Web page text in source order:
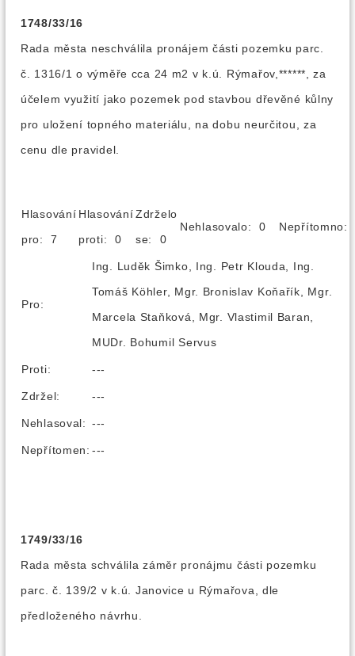
1748/33/16
Rada města neschválila pronájem části pozemku parc.
č. 1316/1 o výměře cca 24 m2 v k.ú. Rýmařov,******, za
účelem využití jako pozemek pod stavbou dřevěné kůlny
pro uložení topného materiálu, na dobu neurčitou, za
cenu dle pravidel.
Hlasování
pro: 7
Hlasování
proti: 0
Zdrželo
se: 0
Nehlasovalo: 0
Pro:
Ing. Luděk Šimko, Ing. Petr Klouda, Ing.
Tomáš Köhler, Mgr. Bronislav Koňařík, Mgr.
Marcela Staňková, Mgr. Vlastimil Baran,
MUDr. Bohumil Servus
Proti: ---
Zdržel: ---
Nehlasoval: ---
Nepřítomen: ---
1749/33/16
Rada města schválila záměr pronájmu části pozemku
parc. č. 139/2 v k.ú. Janovice u Rýmařova, dle
předloženého návrhu.